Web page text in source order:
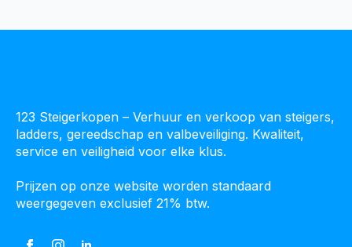
123 Steigerkopen – Verhuur en verkoop van steigers,
ladders, gereedschap en valbeveiliging. Kwaliteit,
service en veiligheid voor elke klus.
Prijzen op onze website worden standaard
weergegeven exclusief 21% btw.